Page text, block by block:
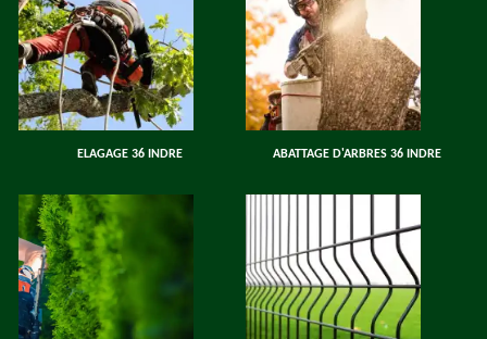
ELAGAGE 36 INDRE ABATTAGE D'ARBRES 36 INDRE